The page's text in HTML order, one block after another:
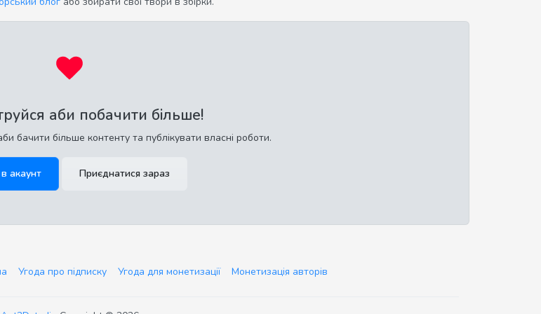
аби побачити більше!
бачити більше контенту та публікувати власні роботи.
акаунт Приєднатися зараз
Угода про підписку Угода для монетизації Монетизація авторів